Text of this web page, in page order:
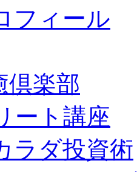
フィール
倶楽部
ート講座
ラダ投資術